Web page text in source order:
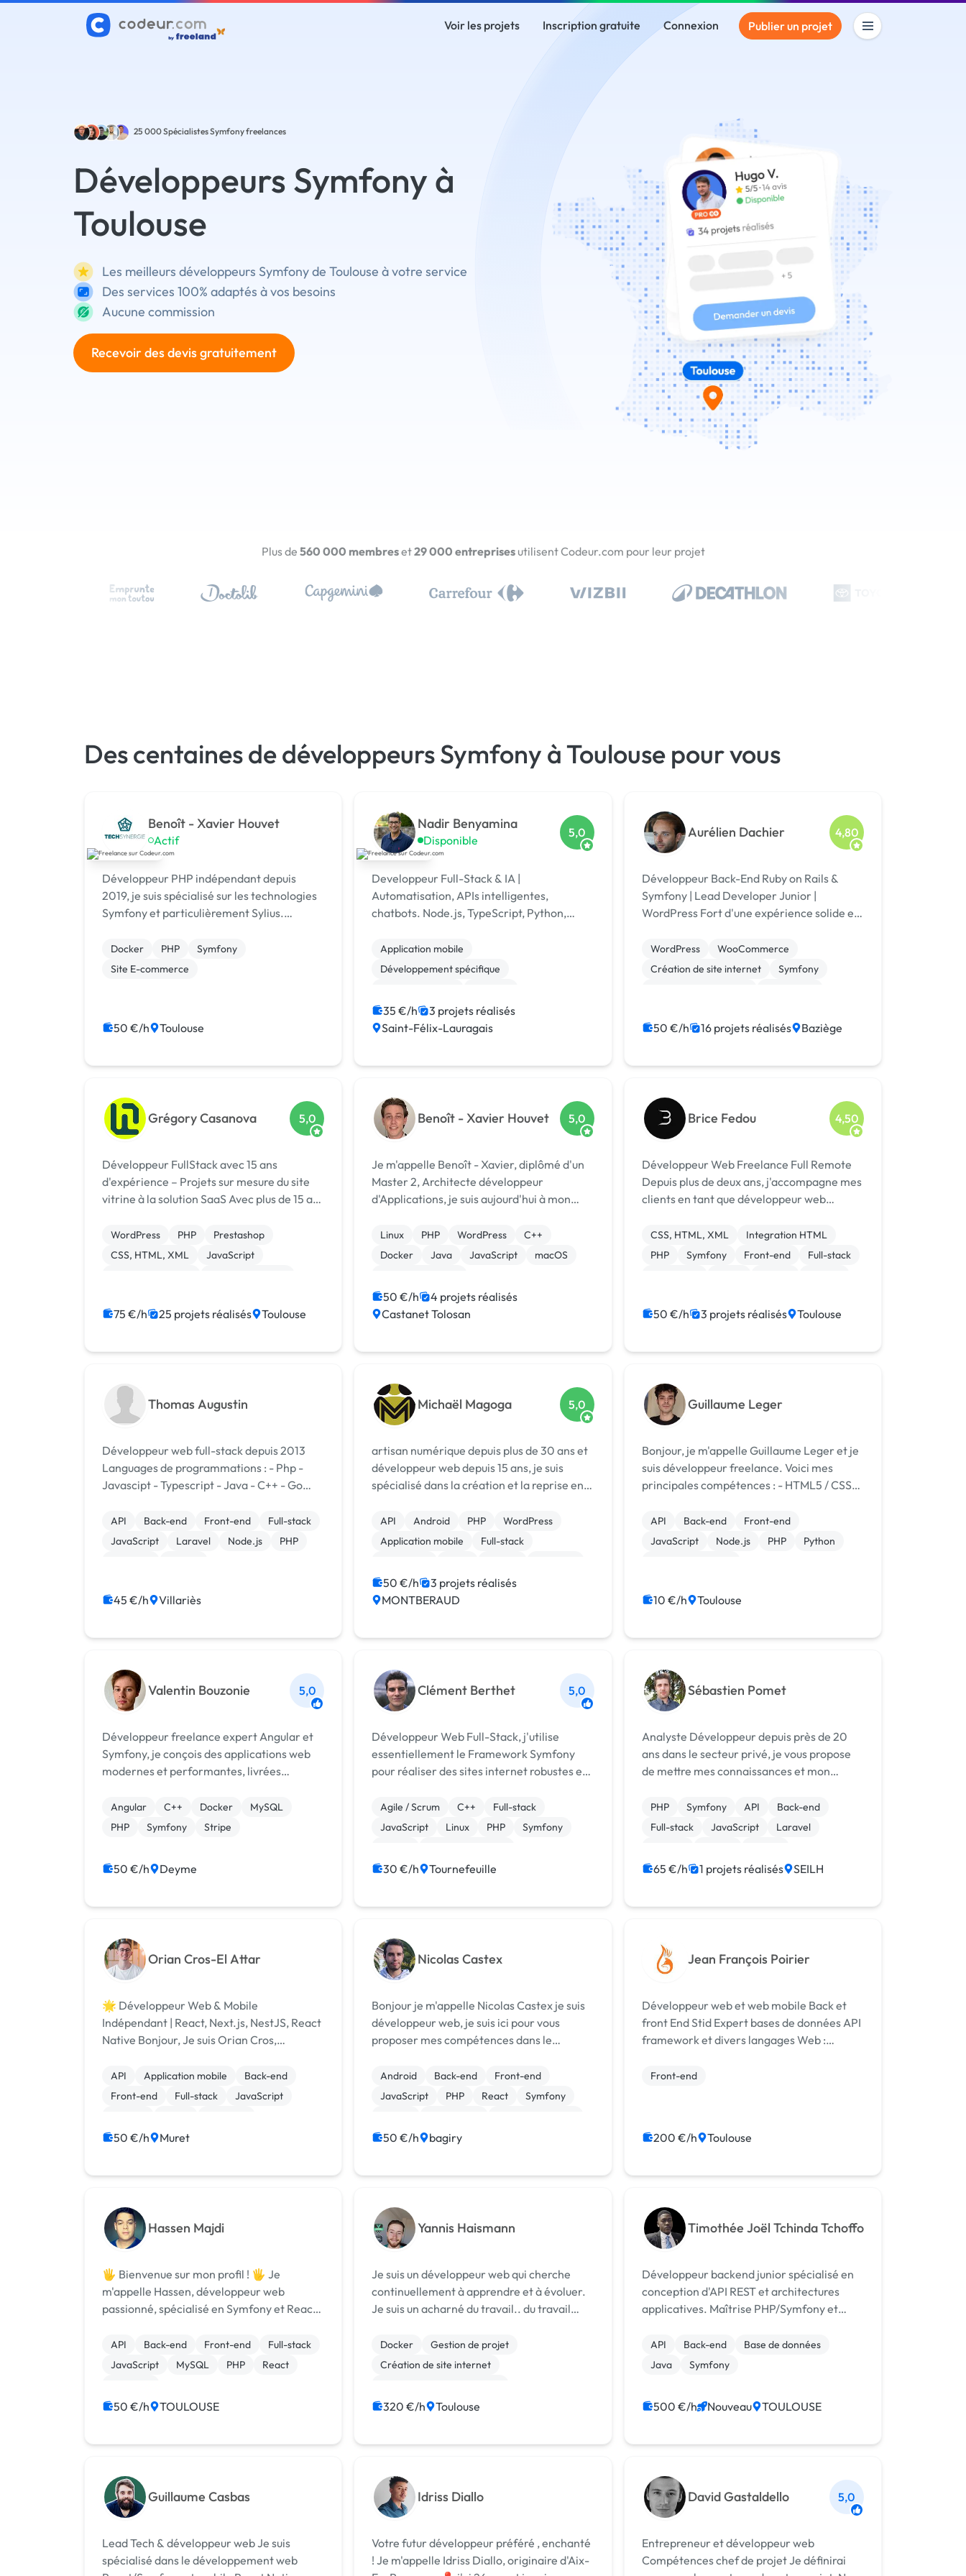
Voir les projets Inscription gratuite Connexion Publier un projet
25 000Spécialistes Symfony freelances
Développeurs Symfony à
Toulouse
Les meilleurs développeurs Symfony de Toulouse à votre service
Des services 100% adaptés à vos besoins
Aucune commission
Recevoir des devis gratuitement
Plus de 560 000 membreset29 000 entreprisesutilisent Codeur.com pour leur projet
Des centaines de développeurs Symfony à Toulouse pour vous
Benoît - Xavier Houvet
Actif
Développeur PHP indépendant depuis
2019, je suis spécialisé sur les technologies
Symfony et particulièrement Sylius.
commerce français tel que GreenOwl ou
Bodeor, je vous accompagne dans votre
Docker PHP
Symfony
Site E-commerce
50 €/h Toulouse
Nadir Benyamina
Disponible
5,0
Developpeur Full-Stack & IA |
Automatisation, APIs intelligentes,
chatbots. Node.js, TypeScript, Python,
metier et je livre des MVPs rapides — 20
ans d'experie
Application mobile
Développement spécifique
35 €/h
3 projets réalisés
Saint-Félix-Lauragais
Aurélien Dachier 4,80
Développeur Back-End Ruby on Rails &
Symfony | Lead Developer Junior |
WordPress Fort d'une expérience solide et
end avec Ruby on Rails et Symfony, je suis
un développeur polyvalent capable de
WordPress
WooCommerce
Création de site internet
Symfony
Gestion site web
50 €/h 16 projets réalisés Baziège
Grégory Casanova 5,0
Développeur FullStack avec 15 ans
d'expérience – Projets sur mesure du site
vitrine à la solution SaaS Avec plus de 15 ans
je propose des solutions digitales sur
mesure, allant des sites vitrines aux plat...
WordPress PHP
Prestashop
CSS, HTML, XML
JavaScript
CRM
75 €/h 25 projets réalisés Toulouse
Benoît - Xavier Houvet 5,0
Je m'appelle Benoît - Xavier, diplômé d'un
Master 2, Architecte développeur
d'Applications, je suis aujourd'hui à mon
Systems, Société Générale ou encore
Eleven Labs. Je suis développeur PHP
Linux PHP WordPress
C++
Docker
Java JavaScript
macOS
50 €/h
4 projets réalisés
Castanet Tolosan
Brice Fedou 4,50
Développeur Web Freelance Full Remote
Depuis plus de deux ans, j'accompagne mes
clients en tant que développeur web
travaillant exclusivement en Full remote.
Compétences et Technologies Frameworks
CSS, HTML, XML
Integration HTML
PHP
Symfony Front-end
Full-stack
50 €/h 3 projets réalisés Toulouse
Thomas Augustin
Développeur web full-stack depuis 2013
Languages de programmations : - Php -
Javascipt - Typescript - Java - C++ - Go
Laravel - Vue.js - Wordpress - Drupal - Aws
Mise en place de CMS ou ré...
API Back-end Front-end
Full-stack
JavaScript
Laravel Node.js
PHP
45 €/h Villariès
Michaël Magoga 5,0
artisan numérique depuis plus de 30 ans et
développeur web depuis 15 ans, je suis
spécialisé dans la création et la reprise en
API Android PHP
WordPress
Application mobile
Full-stack
50 €/h
3 projets réalisés
MONTBERAUD
Guillaume Leger
Bonjour, je m'appelle Guillaume Leger et je
suis développeur freelance. Voici mes
principales compétences : - HTML5 / CSS3
Node.js - Responsive design - PHP /
Symfony / Twig / Doctrine - Utilis...
API Back-end
Front-end
JavaScript
Node.js PHP
Python
10 €/h Toulouse
Valentin Bouzonie 5,0
Développeur freelance expert Angular et
Symfony, je conçois des applications web
modernes et performantes, livrées
Angular C++ Docker
MySQL
PHP
Symfony Stripe
50 €/h Deyme
Clément Berthet 5,0
Développeur Web Full-Stack, j'utilise
essentiellement le Framework Symfony
pour réaliser des sites internet robustes et
expérience en tant qu'ingénieur à mes
débuts (3ans), notamment chez Airbus, m'a
Agile / Scrum C++
Full-stack
JavaScript
Linux PHP
Symfony
Création de site internet
30 €/h Tournefeuille
Sébastien Pomet
Analyste Développeur depuis près de 20
ans dans le secteur privé, je vous propose
de mettre mes connaissances et mon
rigueur, une autonomie et un sérieux
professionnel au sein de grands groupes tel
PHP Symfony API
Back-end
Full-stack
JavaScript
Laravel
65 €/h 1 projets réalisés SEILH
Orian Cros-El Attar
🌟 Développeur Web & Mobile
Indépendant | React, Next.js, NestJS, React
Native Bonjour, Je suis Orian Cros,
travers [URL MASQUÉE], j'accompagne vos
équipes dans la conception et le
API Application mobile
Back-end
Front-end
Full-stack
JavaScript
Création de site internet
50 €/h Muret
Nicolas Castex
Bonjour je m'appelle Nicolas Castex je suis
développeur web, je suis ici pour vous
proposer mes compétences dans le
de site vitrine, e-commerce, site
personnalisé . Je maitrise : PHP,
Android Back-end
Front-end
JavaScript
PHP React
Symfony
50 €/h bagiry
Jean François Poirier
Développeur web et web mobile Back et
front End Stid Expert bases de données API
framework et divers langages Web :
angular symfony python PHP, POO PHP
Front-end
200 €/h Toulouse
Hassen Majdi
🖐️ Bienvenue sur mon profil ! 🖐️ Je
m'appelle Hassen, développeur web
passionné, spécialisé en Symfony et React.
ENGIE et MAIF, après une formation
approfondie en développement web à
API Back-end Front-end
Full-stack
JavaScript
MySQL PHP
React
50 €/h TOULOUSE
Yannis Haismann
Je suis un développeur web qui cherche
continuellement à apprendre et à évoluer.
Je suis un acharné du travail.. du travail
développeurs bâclent leur travail et vous
vous retrouvez avec des bugs et un...
Docker
Gestion de projet
Création de site internet
320 €/h Toulouse
Timothée Joël Tchinda Tchoffo
Développeur backend junior spécialisé en
conception d'API REST et architectures
applicatives. Maîtrise PHP/Symfony et
(Docker, CI/CD).
API Back-end
Base de données
Java
Symfony
500 €/h Nouveau TOULOUSE
Guillaume Casbas
Lead Tech & développeur web Je suis
spécialisé dans le développement web
Idriss Diallo
Votre futur développeur préféré , enchanté
! Je m'appelle Idriss Diallo, originaire d'Aix-
David Gastaldello 5,0
Entrepreneur et développeur web
Compétences chef de projet Je définirai